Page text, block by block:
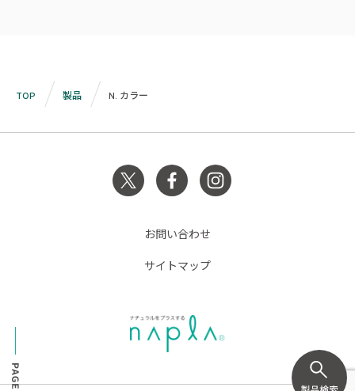
TOP 製品 N. カラー
お問い合わせ
サイトマップ